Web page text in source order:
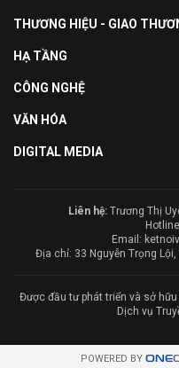
THƯƠNG HIỆU - GIAO
HẠ TẦNG
CÔNG NGHỆ
VĂN HÓA
DIGITAL MEDIA
Liên hệ:Trương Thị
Email:
Địa chỉ: 33 Nguyễn Trọng Lội,
Được đầu tư phát triển và sở hữu
Dịch vụ
POWERED BY ONE